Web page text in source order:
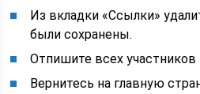
Из вкладки «Ссылки»
были сохранены.
Отпишите всех участников
Вернитесь на главную